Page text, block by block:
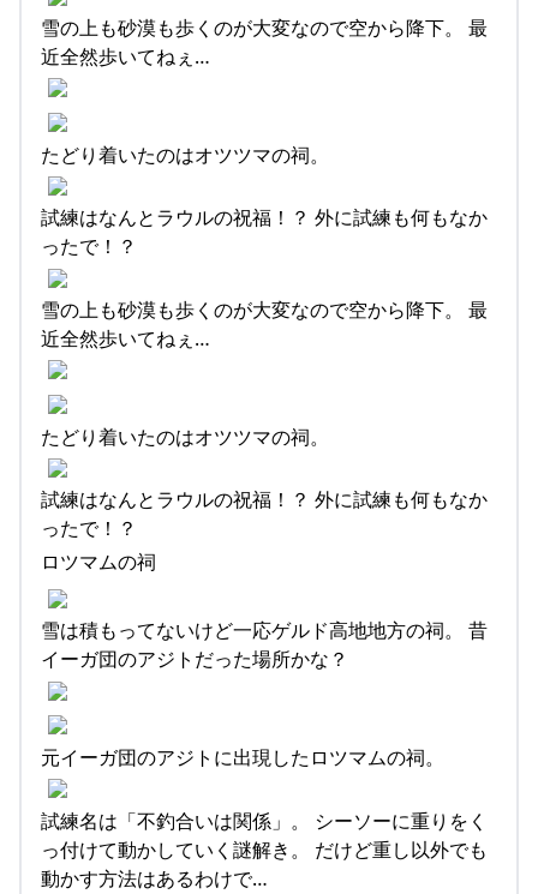
雪の上も砂漠も歩くのが大変なので空から降下。 最
近全然歩いてねぇ…
たどり着いたのはオツツマの祠。
試練はなんとラウルの祝福！？ 外に試練も何もなか
ったで！？
雪の上も砂漠も歩くのが大変なので空から降下。 最
近全然歩いてねぇ…
たどり着いたのはオツツマの祠。
試練はなんとラウルの祝福！？ 外に試練も何もなか
ったで！？
ロツマムの祠
雪は積もってないけど一応ゲルド高地地方の祠。 昔
イーガ団のアジトだった場所かな？
元イーガ団のアジトに出現したロツマムの祠。
試練名は「不釣合いは関係」。 シーソーに重りをく
っ付けて動かしていく謎解き。 だけど重し以外でも
動かす方法はあるわけで…